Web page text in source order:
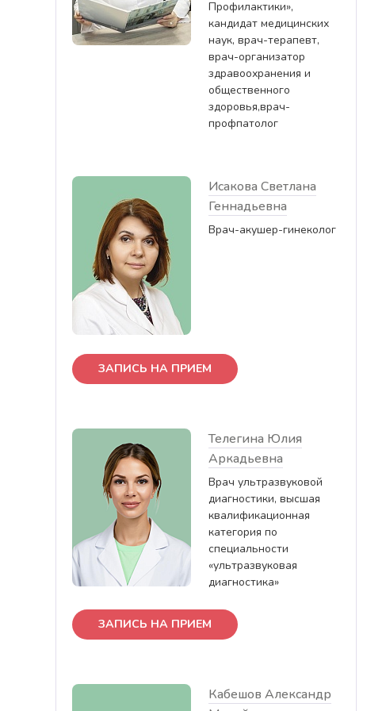
Профилактики»,
кандидат медицинских
наук, врач-терапевт,
врач-организатор
здравоохранения и
общественного
здоровья,врач-
профпатолог
Исакова Светлана
Геннадьевна
Врач-акушер-гинеколог
ЗАПИСЬ НА ПРИЕМ
Телегина Юлия
Аркадьевна
Врач ультразвуковой
диагностики, высшая
квалификационная
категория по
специальности
«ультразвуковая
диагностика»
ЗАПИСЬ НА ПРИЕМ
Кабешов Александр